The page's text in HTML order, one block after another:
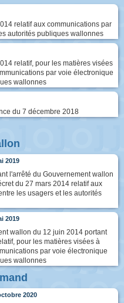
relatif aux communications par
autorités publiques wallonnes
relatif, pour les matières visées
par voie électronique
wallonnes
du 7 décembre 2018
2019
l'arrêté du Gouvernement wallon
du 27 mars 2014 relatif aux
les usagers et les autorités
2019
wallon du 12 juin 2014 portant
pour les matières visées à
par voie électronique
wallonnes
2020